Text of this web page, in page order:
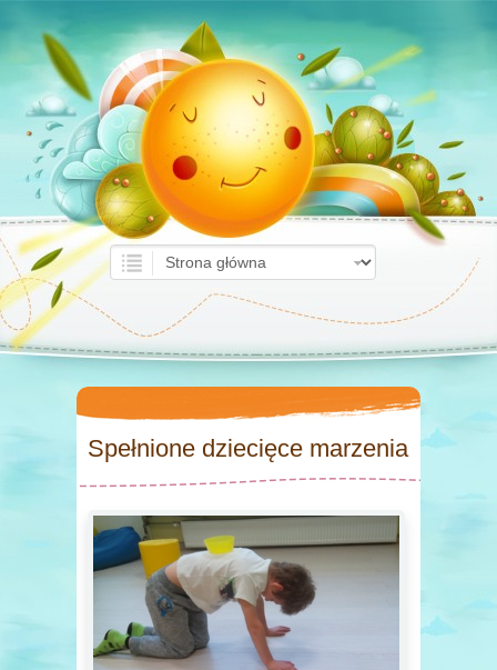
Spełnione dziecięce marzenia